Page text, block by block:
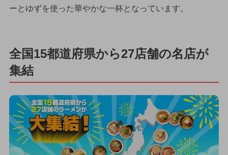
ーとゆずを使った華やかな一杯となっています。
全国15都道府県から27店舗の名店が
集結